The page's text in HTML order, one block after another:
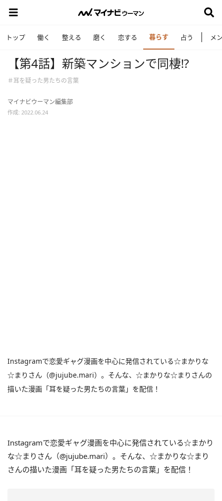
トップ 働く 整える 磨く 恋する 暮らす 占う メ
【第4話】新築マンションで同棲!?
＃耳を疑った男たちの言葉
マイナビウーマン編集部
作成: 2022.06.24
Instagramで恋愛ギャグ漫画を中心に発信されている☆まかりな
☆まりさん（@jujube.mari）。そんな、☆まかりな☆まりさんの
描いた漫画「耳を疑った男たちの言葉」を配信！
Instagramで恋愛ギャグ漫画を中心に発信されている☆まかり
な☆まりさん（@jujube.mari）。そんな、☆まかりな☆まり
さんの描いた漫画「耳を疑った男たちの言葉」を配信！